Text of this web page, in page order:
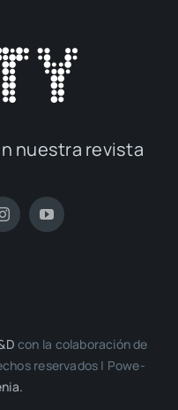
nues­tra revis­ta
con la cola­bo­ra­ción de
reser­va­dos | Powe­